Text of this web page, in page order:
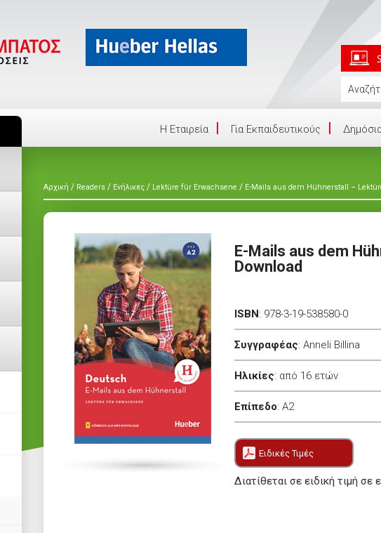
Η Eταιρεία Για Εκπαιδευτικούς
Αρχική / Readers / Ενήλικες / Lektüre für Erwachsene / E-Mails aus dem Hühnerstall –
E-Mails aus dem
Download
ISBN: 978-3-19-538580-0
Συγγραφέας:Anneli Billina
Ηλικίες: από 16 ετών
Επίπεδο:A2
Ειδικές Τιμές
Διατίθεται σε ειδική τιμή σε